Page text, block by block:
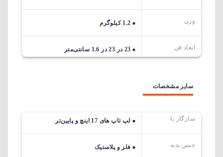
وزن 1.2 کیلوگرم
ابعاد فن 23 در 23 در 1.6 سانتی‌متر
سایر مشخصات
سازگار با لپ تاپ های 17 اینچ و پایین‌تر
جنس بدنه فلز و پلاستیک